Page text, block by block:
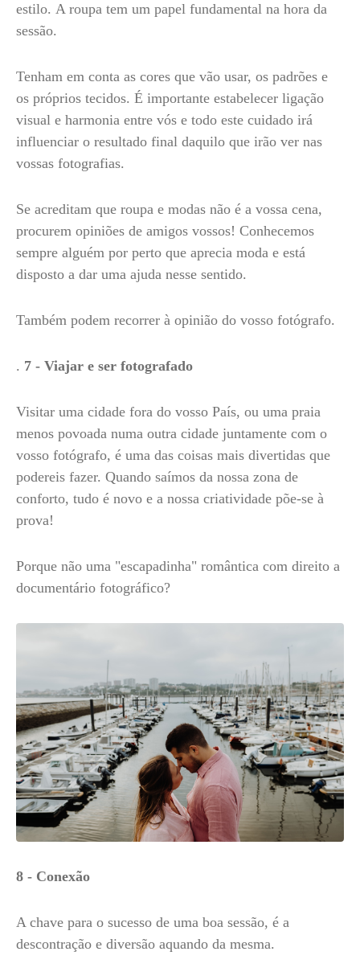
estilo. A roupa tem um papel fundamental na hora da
sessão.
Tenham em conta as cores que vão usar, os padrões e
os próprios tecidos. É importante estabelecer ligação
visual e harmonia entre vós e todo este cuidado irá
influenciar o resultado final daquilo que irão ver nas
vossas fotografias.
Se acreditam que roupa e modas não é a vossa cena,
procurem opiniões de amigos vossos! Conhecemos
sempre alguém por perto que aprecia moda e está
disposto a dar uma ajuda nesse sentido.
Também podem recorrer à opinião do vosso fotógrafo.
. 7 - Viajar e ser fotografado
Visitar uma cidade fora do vosso País, ou uma praia
menos povoada numa outra cidade juntamente com o
vosso fotógrafo, é uma das coisas mais divertidas que
podereis fazer. Quando saímos da nossa zona de
conforto, tudo é novo e a nossa criatividade põe-se à
prova!
Porque não uma "escapadinha" romântica com direito a
documentário fotográfico?
8 - Conexão
A chave para o sucesso de uma boa sessão, é a
descontração e diversão aquando da mesma.